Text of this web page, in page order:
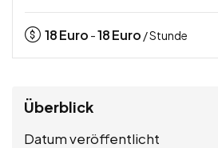
18Euro -18Euro / Stunde
Überblick
Datum veröffentlicht